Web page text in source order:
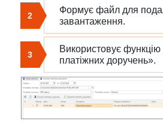
2
Формує файл для
завантаження.
3
Використовує
платіжних доручень».